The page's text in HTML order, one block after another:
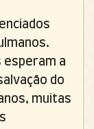
esperam a
do
muitas